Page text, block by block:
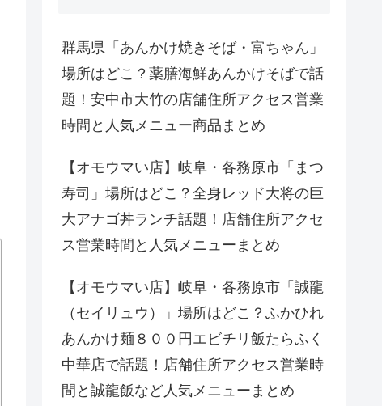
群馬県「あんかけ焼きそば・富ちゃん」
場所はどこ？薬膳海鮮あんかけそばで話
題！安中市大竹の店舗住所アクセス営業
時間と人気メニュー商品まとめ
【オモウマい店】岐阜・各務原市「まつ
寿司」場所はどこ？全身レッド大将の巨
大アナゴ丼ランチ話題！店舗住所アクセ
ス営業時間と人気メニューまとめ
【オモウマい店】岐阜・各務原市「誠龍
（セイリュウ）」場所はどこ？ふかひれ
あんかけ麺８００円エビチリ飯たらふく
中華店で話題！店舗住所アクセス営業時
間と誠龍飯など人気メニューまとめ